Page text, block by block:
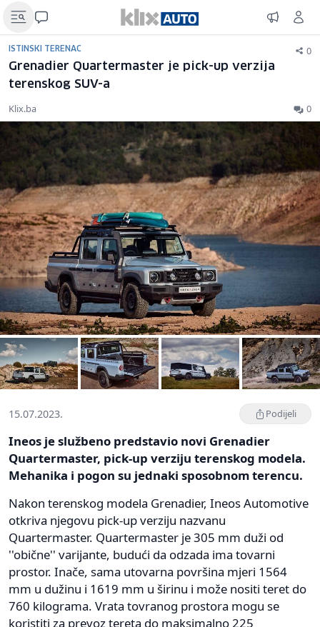
ISTINSKI TERENAC 0
Grenadier Quartermaster je pick-up verzija
terenskog SUV-a
Klix.ba 0
15.07.2023. Podijeli
Ineos je službeno predstavio novi Grenadier
Quartermaster, pick-up verziju terenskog modela.
Mehanika i pogon su jednaki sposobnom terencu.
Nakon terenskog modela Grenadier, Ineos Automotive
otkriva njegovu pick-up verziju nazvanu
Quartermaster. Quartermaster je 305 mm duži od
''obične'' varijante, budući da odzada ima tovarni
prostor. Inače, sama utovarna površina mjeri 1564
mm u dužinu i 1619 mm u širinu i može nositi teret do
760 kilograma. Vrata tovranog prostora mogu se
koristiti za prevoz tereta do maksimalno 225